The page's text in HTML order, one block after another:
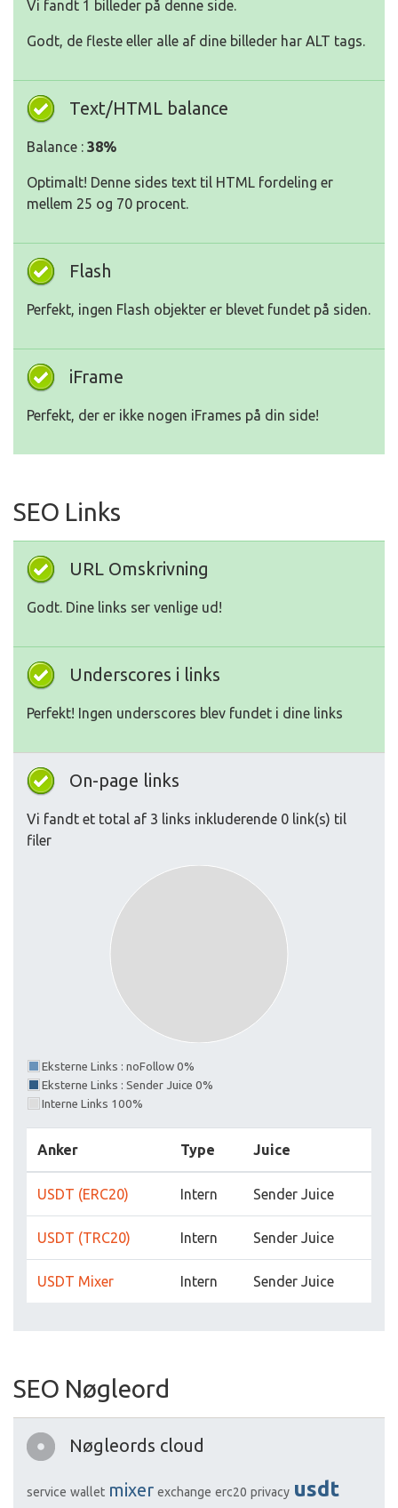
Vi fandt 1 billeder på denne side.
Godt, de fleste eller alle af dine billeder har ALT tags.
Text/HTML balance
Balance : 38%
Optimalt! Denne sides text til HTML fordeling er
mellem 25 og 70 procent.
Flash
Perfekt, ingen Flash objekter er blevet fundet på siden.
iFrame
Perfekt, der er ikke nogen iFrames på din side!
SEO Links
URL Omskrivning
Godt. Dine links ser venlige ud!
Underscores i links
Perfekt! Ingen underscores blev fundet i dine links
On-page links
Vi fandt et total af 3 links inkluderende 0 link(s) til
filer
Eksterne Links : noFollow 0%
Eksterne Links : Sender Juice 0%
Interne Links 100%
Anker Type Juice
USDT (ERC20) Intern Sender Juice
USDT (TRC20) Intern Sender Juice
USDT Mixer Intern Sender Juice
SEO Nøgleord
Nøgleords cloud
service wallet mixer exchange erc20 privacy usdt